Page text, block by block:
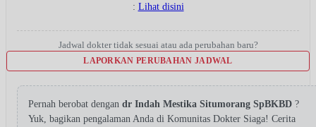
: Lihat disini
Jadwal dokter tidak sesuai atau ada perubahan baru?
LAPORKAN PERUBAHAN JADWAL
Pernah berobat dengan dr Indah Mestika Situmorang SpBKBD ?
Yuk, bagikan pengalaman Anda di Komunitas Dokter Siaga! Cerita